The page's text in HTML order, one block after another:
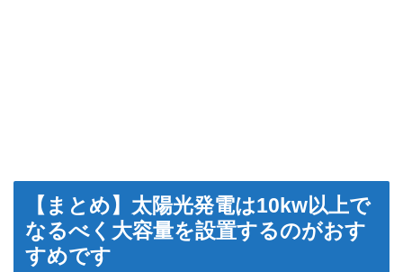
【まとめ】太陽光発電は10kw以上で
なるべく大容量を設置するのがおす
すめです